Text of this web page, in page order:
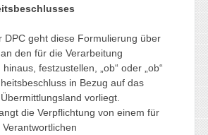
DPC geht diese Formulierung über
den für die Verarbeitung
festzustellen, „ob“ oder „ob“
in Bezug auf das
vorliegt.
die Verpflichtung von einem für